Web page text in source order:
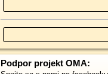
Podpor projekt OMA: